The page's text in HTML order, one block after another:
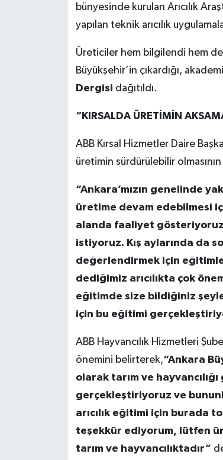
bünyesinde kurulan Arıcılık
yapılan teknik arıcılık
Üreticiler hem bilgilendi hem
Büyükşehir’in çıkardığı,
Dergisi dağıtıldı.
“KIRSALDA ÜRETİMİN
ABB Kırsal Hizmetler Daire
üretimin sürdürülebilir
“Ankara’mızın genelinde
üretime devam edebilmesi
alanda faaliyet
istiyoruz. Kış aylarında da
değerlendirmek için
dediğimiz arıcılıkta çok
eğitimde size bildiğiniz
için bu eğitimi
ABB Hayvancılık Hizmetleri
önemini belirterek,“Ankara
olarak tarım ve
gerçekleştiriyoruz ve
arıcılık eğitimi için burada
teşekkür ediyorum, lütfen
tarım ve hayvancılıktadır”